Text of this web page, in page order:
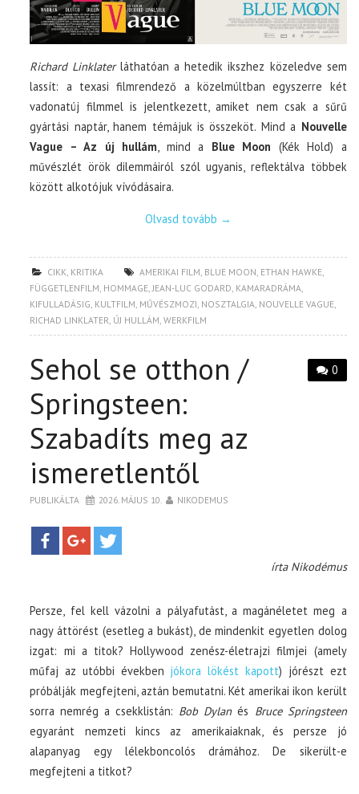
Richard Linklaterláthatóan a hetedik ikszhez közeledve sem
lassít: a texasi filmrendező a közelmúltban egyszerre két
vadonatúj filmmel is jelentkezett, amiket nem csak a sűrű
gyártási naptár, hanem témájuk is összeköt. Mind a Nouvelle
Vague – Az új hullám , mind a Blue Moon (Kék Hold) a
művészlét örök dilemmáiról szól ugyanis, reflektálva többek
között alkotójuk vívódásaira.
Olvasd tovább →
CIKK KRITIKA AMERIKAI FILM BLUE MOON ETHAN HAWKE
FÜGGETLENFILM HOMMAGE JEAN-LUC GODARD KAMARADRÁMA
KIFULLADÁSIG KULTFILM MŰVÉSZMOZI NOSZTALGIA NOUVELLE VAGUE
RICHAD LINKLATER ÚJ HULLÁM ,WERKFILM
0
Sehol se otthon /
Springsteen:
Szabadíts meg az
ismeretlentől
PUBLIKÁLTA 2026. MÁJUS 10. NIKODEMUS
írta Nikodémus
Persze, fel kell vázolni a pályafutást, a magánéletet meg a
nagy áttörést (esetleg a bukást), de mindenkit egyetlen dolog
izgat: mi a titok? Hollywood zenész-életrajzi filmjei (amely
műfaj az utóbbi években jókora lökést kapott) jórészt ezt
próbálják megfejteni, aztán bemutatni. Két amerikai ikon került
sorra nemrég a csekklistán: Bob Dylanés Bruce Springsteen
egyaránt nemzeti kincs az amerikaiaknak, és persze jó
alapanyag egy lélekboncolós drámához. De sikerült-e
megfejteni a titkot?